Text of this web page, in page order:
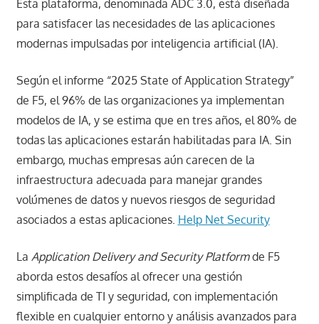
Esta plataforma, denominada ADC 3.0, está diseñada
para satisfacer las necesidades de las aplicaciones
modernas impulsadas por inteligencia artificial (IA). ​
Según el informe “2025 State of Application Strategy”
de F5, el 96% de las organizaciones ya implementan
modelos de IA, y se estima que en tres años, el 80% de
todas las aplicaciones estarán habilitadas para IA. Sin
embargo, muchas empresas aún carecen de la
infraestructura adecuada para manejar grandes
volúmenes de datos y nuevos riesgos de seguridad
asociados a estas aplicaciones. ​ Help Net Security
La Application Delivery and Security Platformde F5
aborda estos desafíos al ofrecer una gestión
simplificada de TI y seguridad, con implementación
flexible en cualquier entorno y análisis avanzados para